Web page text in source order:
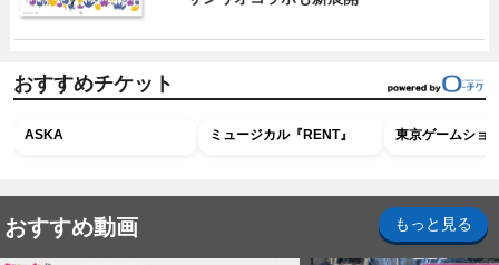
おすすめチケット
ASKA ミュージカル『RENT』 東京ゲームショ
おすすめ動画 もっと見る